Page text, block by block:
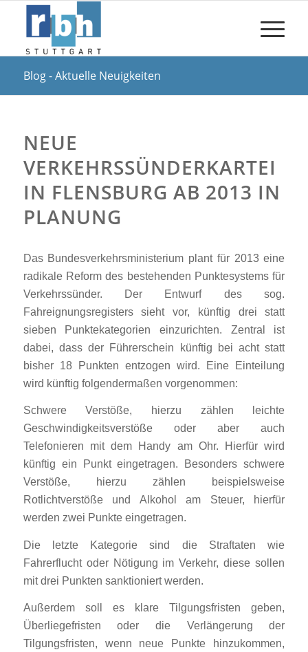
Blog - Aktuelle Neuigkeiten
NEUE
VERKEHRSSÜNDERKARTEI
IN FLENSBURG AB 2013 IN
PLANUNG
Das Bundesverkehrsministerium plant für 2013 eine
radikale Reform des bestehenden Punktesystems für
Verkehrssünder. Der Entwurf des sog.
Fahreignungsregisters sieht vor, künftig drei statt
sieben Punktekategorien einzurichten. Zentral ist
dabei, dass der Führerschein künftig bei acht statt
bisher 18 Punkten entzogen wird. Eine Einteilung
wird künftig folgendermaßen vorgenommen:
Schwere Verstöße, hierzu zählen leichte
Geschwindigkeitsverstöße oder aber auch
Telefonieren mit dem Handy am Ohr. Hierfür wird
künftig ein Punkt eingetragen. Besonders schwere
Verstöße, hierzu zählen beispielsweise
Rotlichtverstöße und Alkohol am Steuer, hierfür
werden zwei Punkte eingetragen.
Die letzte Kategorie sind die Straftaten wie
Fahrerflucht oder Nötigung im Verkehr, diese sollen
mit drei Punkten sanktioniert werden.
Außerdem soll es klare Tilgungsfristen geben,
Überliegefristen oder die Verlängerung der
Tilgungsfristen, wenn neue Punkte hinzukommen,